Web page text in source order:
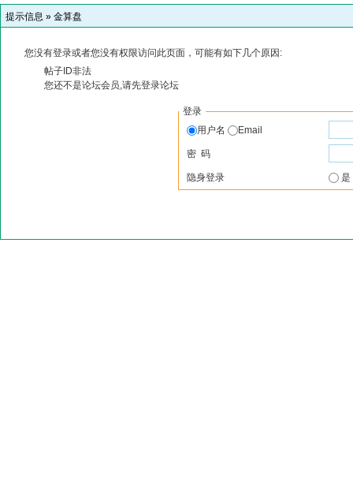
提示信息 » 金算盘
您没有登录或者您没有权限访问此页面，可能有如下几个原因:
帖子ID非法
您还不是论坛会员,请先登录论坛
登录
用户名
Email
密 码
隐身登录